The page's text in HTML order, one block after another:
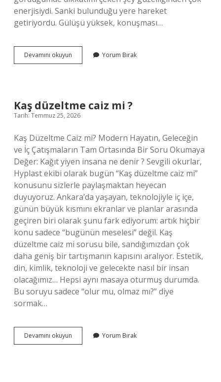
enerjisiydi. Sanki bulunduğu yere hareket
getiriyordu. Gülüşü yüksek, konuşması…
Devamını okuyun
kadınları
Yorum Bırak
Kaş düzeltme caiz mi ?
Tarih: Temmuz 25, 2026
Kaş Düzeltme Caiz mi? Modern Hayatın, Geleceğin
ve İç Çatışmaların Tam Ortasında Bir Soru Okumaya
Değer: Kağıt yiyen insana ne denir ? Sevgili okurlar,
Hyplast ekibi olarak bugün “Kaş düzeltme caiz mi”
konusunu sizlerle paylaşmaktan heyecan
duyuyoruz. Ankara’da yaşayan, teknolojiyle iç içe,
günün büyük kısmını ekranlar ve planlar arasında
geçiren biri olarak şunu fark ediyorum: artık hiçbir
konu sadece “bugünün meselesi” değil. Kaş
düzeltme caiz mi sorusu bile, sandığımızdan çok
daha geniş bir tartışmanın kapısını aralıyor. Estetik,
din, kimlik, teknoloji ve gelecekte nasıl bir insan
olacağımız… Hepsi aynı masaya oturmuş durumda.
Bu soruyu sadece “olur mu, olmaz mı?” diye
sormak…
Devamını okuyun
düzeltme
Yorum Bırak